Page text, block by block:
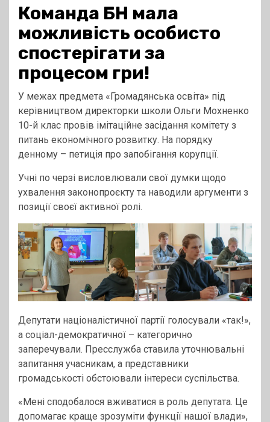
Команда БН мала
можливість особисто
спостерігати за
процесом гри!
У межах предмета «Громадянська освіта» під
керівництвом директорки школи Ольги Мохненко
10-й клас провів імітаційне засідання комітету з
питань економічного розвитку. На порядку
денному – петиція про запобігання корупції.
Учні по черзі висловлювали свої думки щодо
ухвалення законопроєкту та наводили аргументи з
позиції своєї активної ролі.
Депутати націоналістичної партії голосували «так!»,
а соціал-демократичної – категорично
заперечували. Пресслужба ставила уточнювальні
запитання учасникам, а представники
громадськості обстоювали інтереси суспільства.
«Мені сподобалося вживатися в роль депутата. Це
допомагає краще зрозуміти функції нашої влади»,